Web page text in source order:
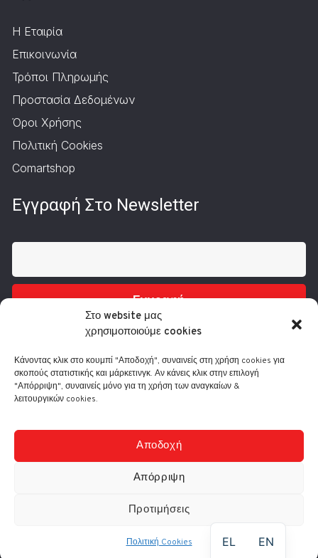
Στο website μας
χρησιμοποιούμε cookies
Κάνοντας κλικ στο κουμπί "Αποδοχή", συναινείς στη χρήση cookies για
σκοπούς στατιστικής και μάρκετινγκ. Αν κάνεις κλικ στην επιλογή
"Απόρριψη", συναινείς μόνο για τη χρήση των αναγκαίων &
λειτουργικών cookies.
Αποδοχή
Απόρριψη
Προτιμήσεις
Πολιτική Cookies
Η Εταιρία
Επικοινωνία
Τρόποι Πληρωμής
Προστασία Δεδομένων
Όροι Χρήσης
Πολιτική Cookies
Comartshop
Εγγραφή Στο Newsletter
Εγγραφή
Τηλ.: 210 3416200
Δευ - Παρ: 9:30 - 18:00
EL EN